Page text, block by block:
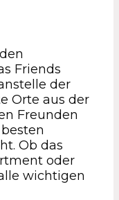
Friends
der
Orte aus der
Freunden
Ob das
oder
wichtigen